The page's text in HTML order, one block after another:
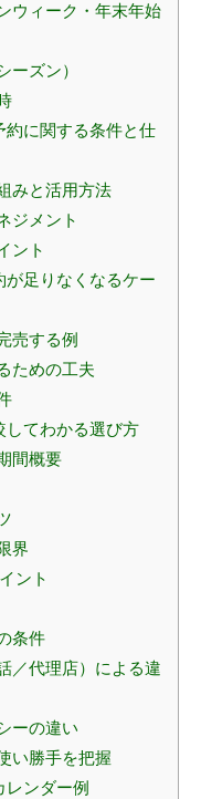
ウィーク・年末年始
ーズン）
約に関する条件と仕
みと活用方法
ジメント
ント
足りなくなるケー
売する例
ための工夫
してわかる選び方
間概要
界
ント
条件
／代理店）による違
ーの違い
い勝手を把握
レンダー例